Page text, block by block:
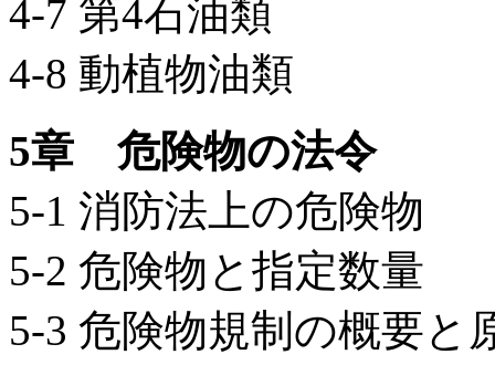
4-7 第4石油類
4-8 動植物油類
5章 危険物の法令
5-1 消防法上の危険物
5-2 危険物と指定数量
5-3 危険物規制の概要と